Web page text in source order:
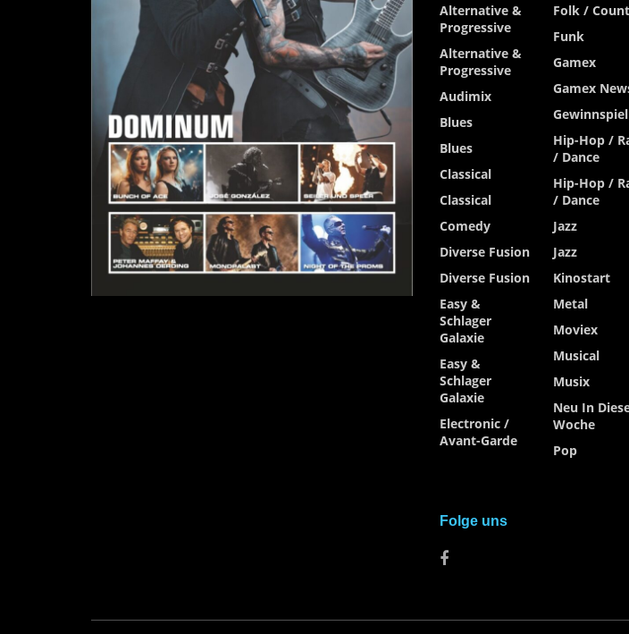
Alternative &
Progressive
Alternative &
Progressive
Audimix
Blues
Blues
Classical
Classical
Comedy
Diverse Fusion
Diverse Fusion
Easy &
Schlager
Galaxie
Easy &
Schlager
Galaxie
Electronic /
Avant-Garde
Folk /
Funk
Gamex
Gamex
Gewinnspiel
Hip-Hop /
/ Dance
Hip-Hop /
/ Dance
Jazz
Jazz
Kinostart
Metal
Moviex
Musical
Musix
Neu In
Woche
Pop
Folge uns